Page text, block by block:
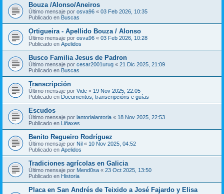
Bouza /Alonso/Aneiros
Último mensaje por osva96 « 03 Feb 2026, 10:35
Publicado en Buscas
Ortigueira - Apellido Bouza / Alonso
Último mensaje por osva96 « 03 Feb 2026, 10:28
Publicado en Apelidos
Busco Familia Jesus de Padron
Último mensaje por cesar2001urug « 21 Dic 2025, 21:09
Publicado en Buscas
Transcripción
Último mensaje por Vide « 19 Nov 2025, 22:05
Publicado en Documentos, transcripcións e guías
Escudos
Último mensaje por lantorialantoria « 18 Nov 2025, 22:53
Publicado en Liñaxes
Benito Regueiro Rodríguez
Último mensaje por Nil « 10 Nov 2025, 04:52
Publicado en Apelidos
Tradiciones agrícolas en Galicia
Último mensaje por Mend0sa « 23 Oct 2025, 13:50
Publicado en Historia
Placa en San Andrés de Teixido a José Fajardo y Elisa